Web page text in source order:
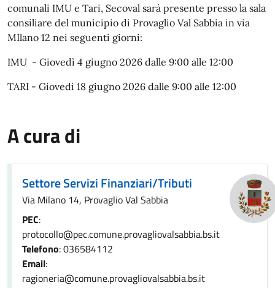
comunali IMU e Tari, Secoval sarà presente presso la sala
consiliare del municipio di Provaglio Val Sabbia in via
MIlano 12 nei seguenti giorni:
IMU - Giovedì 4 giugno 2026 dalle 9:00 alle 12:00
TARI - Giovedì 18 giugno 2026 dalle 9:00 alle 12:00
A cura di
Settore Servizi Finanziari/Tributi
Via Milano 14, Provaglio Val Sabbia
PEC:
protocollo@pec.comune.provagliovalsabbia.bs.it
Telefono: 036584112
Email:
ragioneria@comune.provagliovalsabbia.bs.it